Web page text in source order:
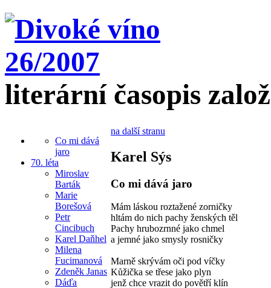
literární časopis
Co mi dává
jaro
70. léta
Miroslav
Barták
Marie
Borešová
Petr
Cincibuch
Karel Daňhel
Milena
Fucimanová
Zdeněk Janas
Dáďa
na další stranu
Karel Sýs
Co mi dává jaro
Mám láskou roztažené zorničky
hltám do nich pachy ženských těl
Pachy hrubozrnné jako chmel
a jemné jako smysly rosničky
Marně skrývám oči pod víčky
Kůžička se třese jako plyn
jenž chce vrazit do povětří klín